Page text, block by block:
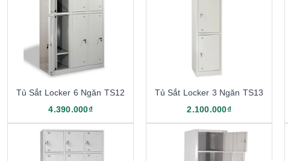
Tủ Sắt Locker 6 Ngăn TS12
4.390.000₫
Tủ Sắt Locker 3 Ngăn TS13
2.100.000₫